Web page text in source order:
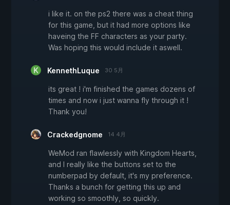
i like it. on the ps2 there was a cheat thing
for this game, but it had more options like
haveing the FF characters as your party.
Was hoping this would include it aswell.
KennethLuque 30 5月
its great ! i'm finished the games dozens of
times and now i just wanna fly through it !
Thank you!
Crackedgnome 14 4月
WeMod ran flawlessly with Kingdom Hearts,
and I really like the buttons set to the
numberpad by default, it's my preference.
Thanks a bunch for getting this up and
working so smoothly, so quickly.